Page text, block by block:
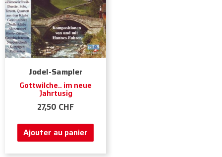
Jodel-Sampler
Gottwilche.. im neue
Jahrtusig
27,50 CHF
Ajouter au panier